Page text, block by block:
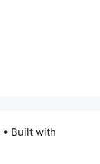
• Built with